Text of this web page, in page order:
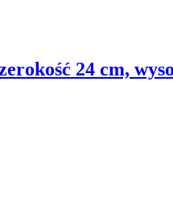
24 cm,